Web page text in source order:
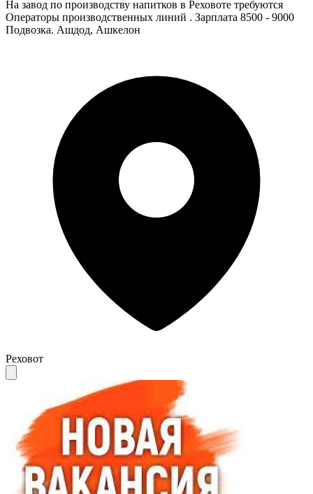
На завод по производству напитков в Реховоте требуются
Операторы производственных линий . Зарплата 8500 - 9000
Подвозка. Ашдод, Ашкелон
Реховот